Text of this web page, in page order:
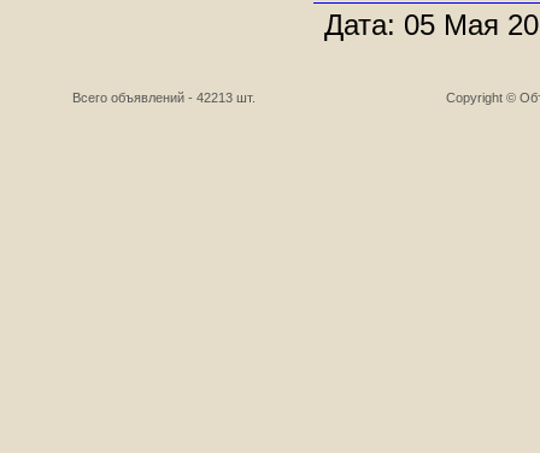
Дата: 05 Мая
Всего объявлений - 42213 шт. Copyright ©